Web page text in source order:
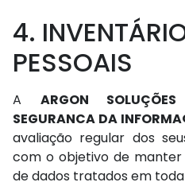
4.
PESSOAIS
A ARGON
SEGURANCA DA
avaliação regular dos
com o objetivo de
de dados tratados em